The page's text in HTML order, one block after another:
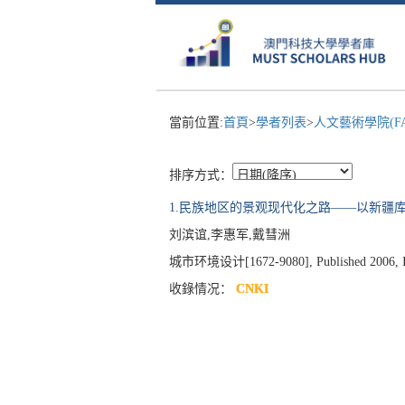
當前位置:首頁>學者列表>人文藝術學院
排序方式：
1.民族地区的景观现代化之路——以新疆
刘滨谊,李惠军,戴彗洲
城市环境设计[1672-9080], Published 2006,
收錄情况： CNKI